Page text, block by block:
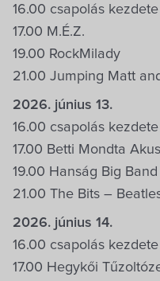
16.00 csapolás kezdete
17.00 M.É.Z.
19.00 RockMilady
21.00 Jumping Matt
2026. június 13.
16.00 csapolás kezdete
17.00 Betti Mondta
19.00 Hanság Big Band
21.00 The Bits –
2026. június 14.
16.00 csapolás kezdete
17.00 Hegykői